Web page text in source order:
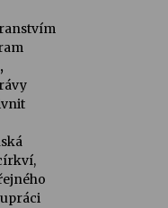
Želiv
7. 2026